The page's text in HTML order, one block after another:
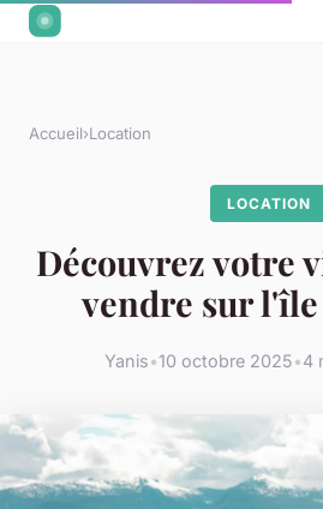
Accueil›Location
LOCATION
Découvrez votre
vendre sur
Yanis•10 octobre 2025•4